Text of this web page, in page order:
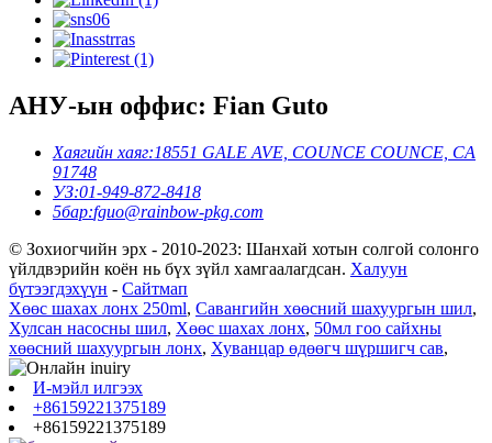
АНУ-ын оффис: Fian Guto
Хаягийн хаяг:18551 GALE AVE, COUNCE COUNCE, CA
91748
УЗ:01-949-872-8418
5бар:fguo@rainbow-pkg.com
© Зохиогчийн эрх - 2010-2023: Шанхай хотын солгой солонго
үйлдвэрийн коён нь бүх зүйл хамгаалагдсан. Халуун
бүтээгдэхүүн - Сайтмап
Хөөс шахах лонх 250ml, Савангийн хөөсний шахуургын шил,
Хулсан насосны шил, Хөөс шахах лонх, 50мл гоо сайхны
хөөсний шахуургын лонх, Хуванцар өдөөгч шүршигч сав,
И-мэйл илгээх
+86159221375189
+86159221375189